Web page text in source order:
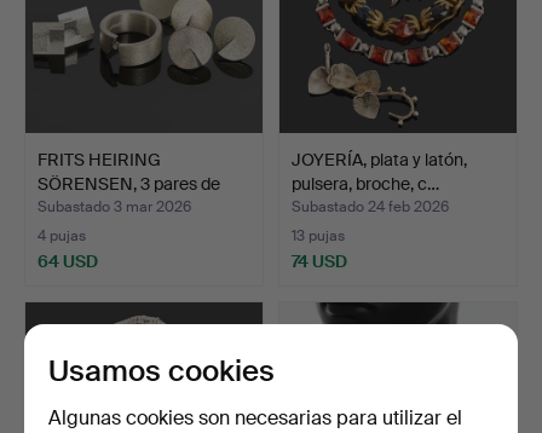
FRITS HEIRING
SÖRENSEN, 3 pares de
pendien…
Subastado 3 mar 2026
4 pujas
64 USD
JOYERÍA, plata y latón,
pulsera, broche, c…
Subastado 24 feb 2026
13 pujas
74 USD
Usamos cookies
Algunas cookies son necesarias para utilizar el